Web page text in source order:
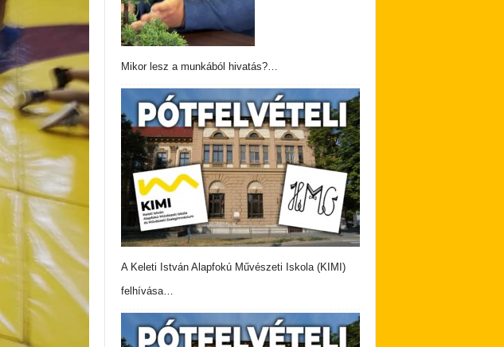
Mikor lesz a munkából hivatás?…
A Keleti István Alapfokú Művészeti Iskola (KIMI)
felhívása…